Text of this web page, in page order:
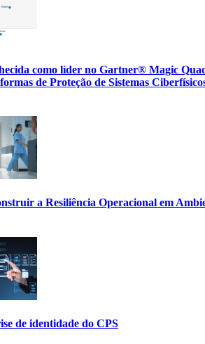
como líder no Gartner® Magic
de Proteção de Sistemas
a Resiliência Operacional em
de identidade do CPS